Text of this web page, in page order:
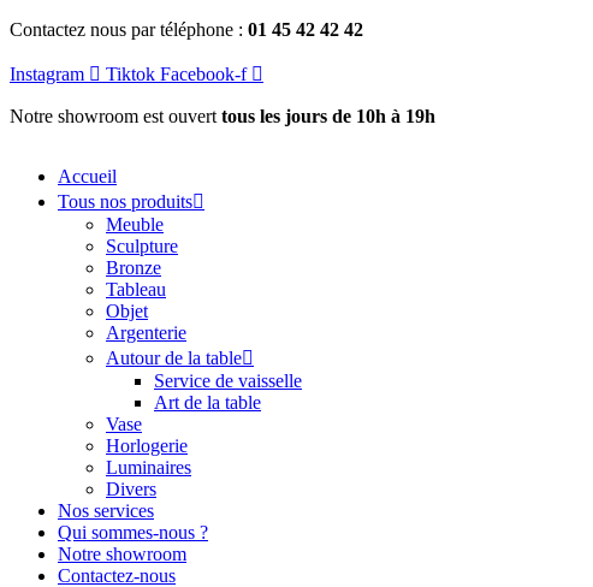
Aller
contenu
Contactez nous par téléphone : 01 45 42 42 42
Instagram Tiktok Facebook-f
Notre showroom est ouvert tous les jours de 10h à 19h
Accueil
Tous nos produits
Meuble
Sculpture
Bronze
Tableau
Objet
Argenterie
Autour de la table
Service de vaisselle
Art de la table
Vase
Horlogerie
Luminaires
Divers
Nos services
Qui sommes-nous ?
Notre showroom
Contactez-nous